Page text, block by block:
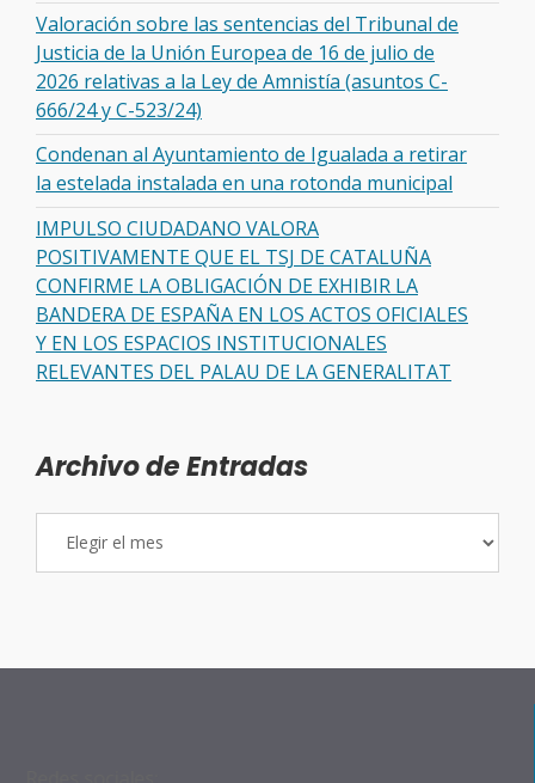
Valoración sobre las sentencias del Tribunal de
Justicia de la Unión Europea de 16 de julio de
2026 relativas a la Ley de Amnistía (asuntos C-
666/24 y C-523/24)
Condenan al Ayuntamiento de Igualada a retirar
la estelada instalada en una rotonda municipal
IMPULSO CIUDADANO VALORA
POSITIVAMENTE QUE EL TSJ DE CATALUÑA
CONFIRME LA OBLIGACIÓN DE EXHIBIR LA
BANDERA DE ESPAÑA EN LOS ACTOS OFICIALES
Y EN LOS ESPACIOS INSTITUCIONALES
RELEVANTES DEL PALAU DE LA GENERALITAT
Archivo de Entradas